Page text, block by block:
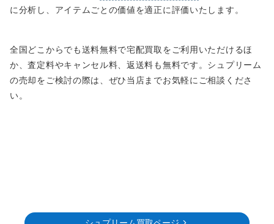
に分析し、アイテムごとの価値を適正に評価いたします。
全国どこからでも送料無料で宅配買取をご利用いただけるほ
か、査定料やキャンセル料、返送料も無料です。シュプリーム
の売却をご検討の際は、ぜひ当店までお気軽にご相談くださ
い。